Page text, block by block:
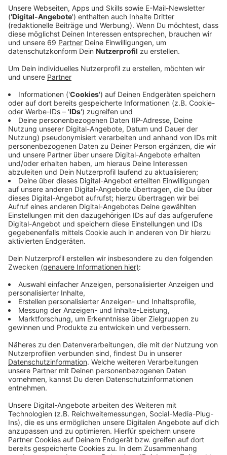
Die Tickets bleiben gültig oder können storniert
werden.
Hier das Statement der Band:
"Liebe Leute, es ist für alle Parteien maximal
ärgerlich, aber wir müssen unseren Auftritt bei
Münster Mittendrin am 19.08. leider absagen. Wir
haben uns nun alle möglichen mehr oder minder
glaubwürdigen Ausreden einfallen lassen, aber
die beschämende Wahrheit ist, dass das Konzert
zugesagt und auch angekündigt wurde, obwohl
an dem Tag gar nicht alle von uns können. Kann
man drehen und wenden wie man will,
Terminkalender richtig zu lesen wäre hilfreich
verbockt und lässt sich nicht lösen. Dieses Jahr
Ersatztermin mehr. Immerhin: Wir holen das
Konzert nächstes Jahr nach und die Veranstalter
arbeiten an einem Ersatz. Bereits gekaufte
Tickets können natürlich zurück gegeben
Anzeige
Als Wiedergutmachung hat die Antilopen Gang bereits
zugesagt, nächstes Jahr beim Stadtfest aufzutreten
(Freitag, 16. August 2024).
Anzeige